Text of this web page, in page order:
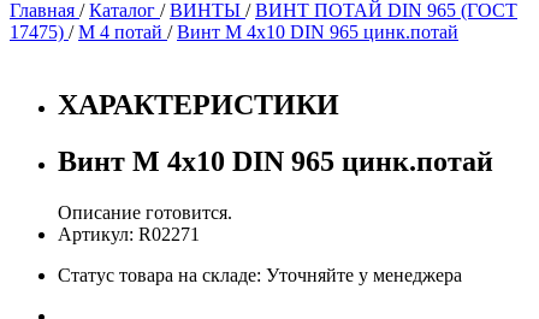
Главная /Каталог /ВИНТЫ /ВИНТ ПОТАЙ DIN 965 (ГОСТ
17475) /М 4 потай /Винт М 4х10 DIN 965 цинк.потай
ХАРАКТЕРИСТИКИ
Винт М 4х10 DIN 965 цинк.потай
Описание готовится.
Артикул: R02271
Статус товара на складе: Уточняйте у менеджера